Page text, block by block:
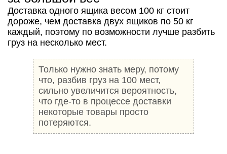
Доставка одного ящика весом 100 кг стоит
дороже, чем доставка двух ящиков по 50 кг
каждый, поэтому по возможности лучше разбить
груз на несколько мест.
Только нужно знать меру, потому
что, разбив груз на 100 мест,
сильно увеличится вероятность,
что где-то в процессе доставки
некоторые товары просто
потеряются.